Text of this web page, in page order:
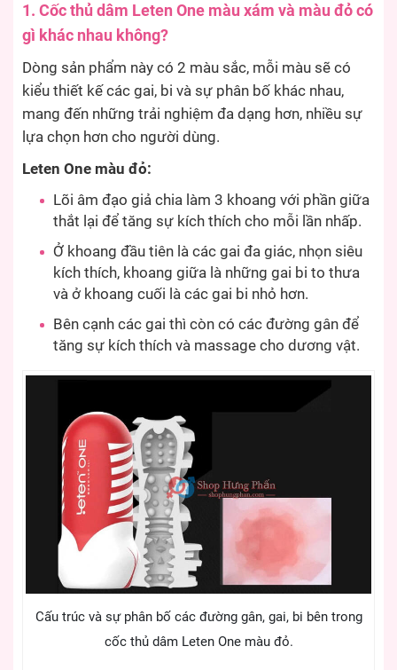
1. Cốc thủ dâm Leten One màu xám và màu đỏ có
gì khác nhau không?
Dòng sản phẩm này có 2 màu sắc, mỗi màu sẽ có
kiểu thiết kế các gai, bi và sự phân bố khác nhau,
mang đến những trải nghiệm đa dạng hơn, nhiều sự
lựa chọn hơn cho người dùng.
Leten One màu đỏ:
Lõi âm đạo giả chia làm 3 khoang với phần giữa
thắt lại để tăng sự kích thích cho mỗi lần nhấp.
Ở khoang đầu tiên là các gai đa giác, nhọn siêu
kích thích, khoang giữa là những gai bi to thưa
và ở khoang cuối là các gai bi nhỏ hơn.
Bên cạnh các gai thì còn có các đường gân để
tăng sự kích thích và massage cho dương vật.
Cấu trúc và sự phân bố các đường gân, gai, bi bên trong
cốc thủ dâm Leten One màu đỏ.